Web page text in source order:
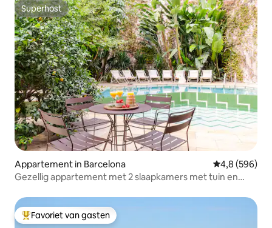
Superhost
Superhost
Appartement in Barcelona Gemiddelde
4,8 (596)
Gezellig appartement met 2 slaapkamers met tuin en
Topfavoriet van gasten
Favoriet van gasten